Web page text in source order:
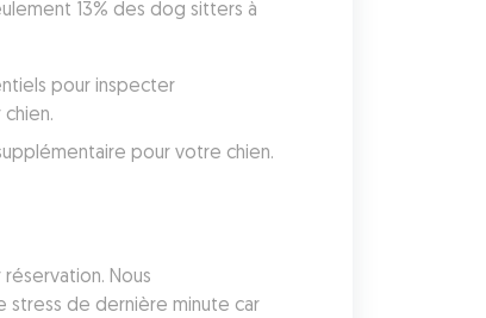
13% des dog sitters à
pour inspecter
Nous
stress de dernière minute car